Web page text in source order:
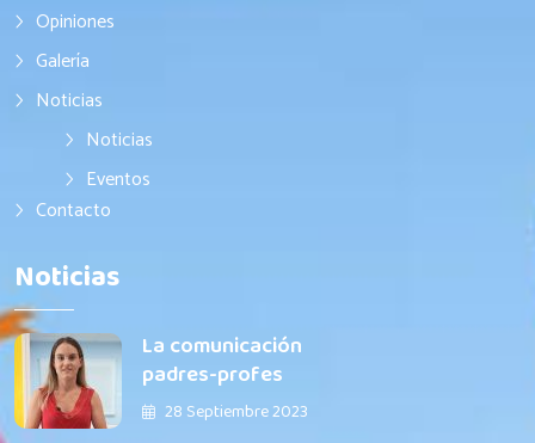
Opiniones
Galería
Noticias
Noticias
Eventos
Contacto
Noticias
La comunicación
padres-profes
28 Septiembre 2023